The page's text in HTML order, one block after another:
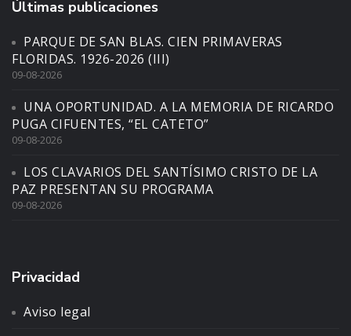
Últimas publicaciones
PARQUE DE SAN BLAS. CIEN PRIMAVERAS
FLORIDAS. 1926-2026 (III)
09-08-2026
UNA OPORTUNIDAD. A LA MEMORIA DE RICARDO
PUGA CIFUENTES, “EL CATETO”
09-08-2026
LOS CLAVARIOS DEL SANTÍSIMO CRISTO DE LA
PAZ PRESENTAN SU PROGRAMA
09-08-2026
Privacidad
Aviso legal